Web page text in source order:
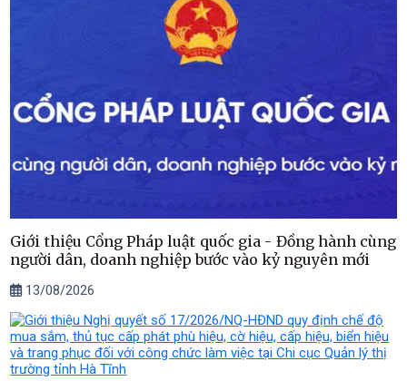
Giới thiệu Cổng Pháp luật quốc gia - Đồng hành cùng
người dân, doanh nghiệp bước vào kỷ nguyên mới
13/08/2026